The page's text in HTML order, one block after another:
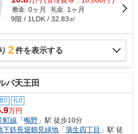
敷金 0ヶ月 礼金
1ヶ月
9階 / 1LDK / 32.83㎡
2件を表示する
バ天王田
0 礼0
万円
町線 「鴫野 」駅 徒歩10分
下鉄長堀鶴見緑地 「蒲生四丁目 」駅 徒